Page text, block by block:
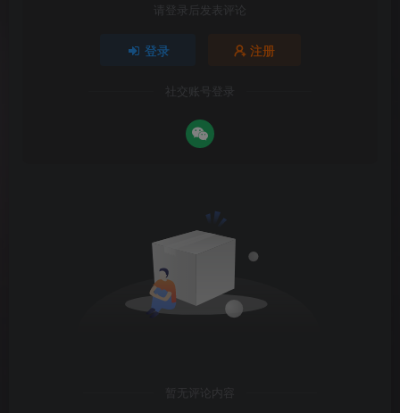
请登录后发表评论
登录 注册
社交账号登录
暂无评论内容